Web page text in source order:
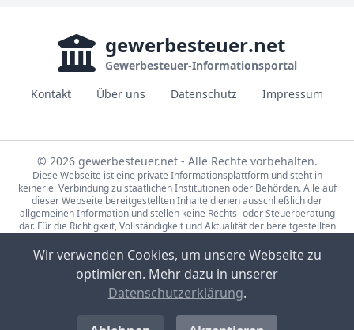
gewerbesteuer.net
Gewerbesteuer-Informationsportal
Kontakt
Über uns Datenschutz Impressum
© 2026 gewerbesteuer.net - Alle Rechte vorbehalten.
Diese Webseite ist eine private Informationsplattform und steht in
keinerlei Verbindung zu staatlichen Institutionen oder Behörden. Alle auf
dieser Webseite bereitgestellten Inhalte dienen ausschließlich der
allgemeinen Information und stellen keine Rechts- oder Steuerberatung
dar. Für die Richtigkeit, Vollständigkeit und Aktualität der bereitgestellten
steuerlichen Fragen wenden Sie sich bitte an einen qualifizierten
Fachberater.
Die Steuerdaten auf gewerbesteuer.net basieren auf den Erhebungen der
Statistische Ämter des Bundes und der Länder (Lizenz:
Datensätze: 71231-01-02-5, 71231-01-03-5) sowie Eigenrecherche.
Bild-Quellen Sponsored-Links: CC0, Partner-Unternehmen, Pexels Lizenz,
Wir verwenden Cookies, um unsere Webseite zu
optimieren. Mehr dazu in unserer
Datenschutzerklärung.